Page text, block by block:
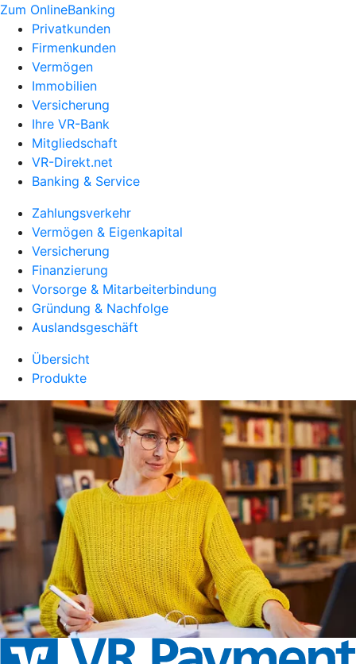
Zum OnlineBanking
Privatkunden
Firmenkunden
Vermögen
Immobilien
Versicherung
Ihre VR-Bank
Mitgliedschaft
VR-Direkt.net
Banking & Service
Zahlungsverkehr
Vermögen & Eigenkapital
Versicherung
Finanzierung
Vorsorge & Mitarbeiterbindung
Gründung & Nachfolge
Auslandsgeschäft
Übersicht
Produkte